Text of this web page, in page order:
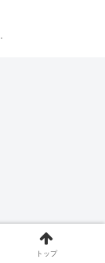
トップ